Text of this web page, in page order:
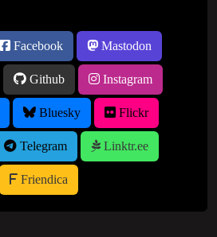
Facebook Mastodon
Github Instagram
Bluesky Flickr
Telegram Linktr.ee
Friendica